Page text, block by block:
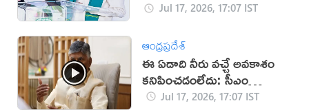
చంద్రబాబు
Jul 17, 2026, 17:07 IST
ఆంధ్రప్రదేశ్
ఈ ఏడాది నీరు వచ్చే అవకాశం
కనిపించడంలేదు: సీఎం
చంద్రబాబు
Jul 17, 2026, 17:07 IST